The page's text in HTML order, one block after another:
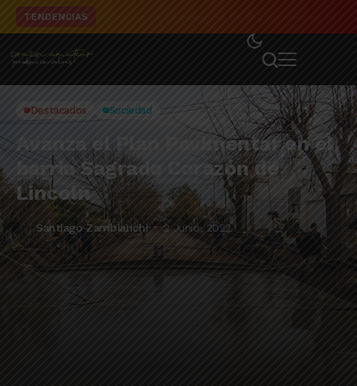
TENDENCIAS
Destacados Sociedad
Avanza el Plan Pavimentar en el
barrio Sagrado Corazón de
Lincoln
Santiago Zambianchi 2 Junio, 2022